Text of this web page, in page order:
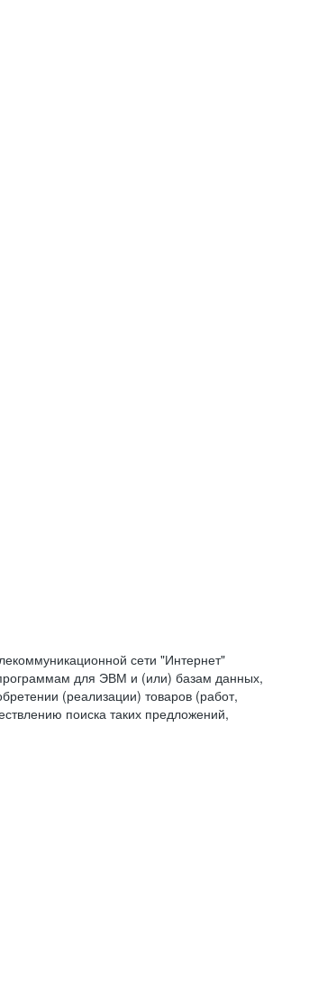
сети "Интернет"
для ЭВМ и (или) базам данных,
(реализации) товаров (работ,
поиска таких предложений,